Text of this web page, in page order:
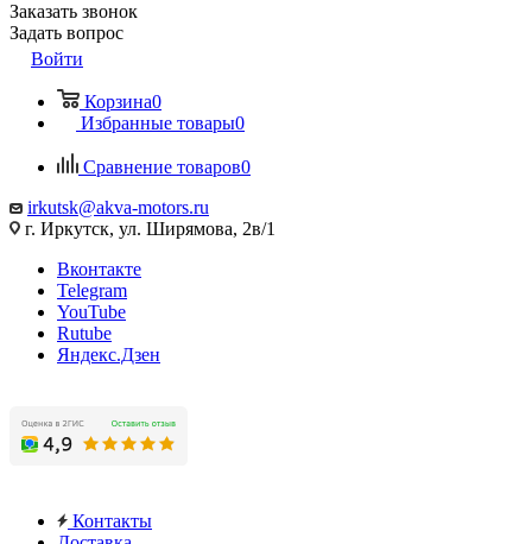
Заказать звонок
Задать вопрос
Войти
Корзина0
Избранные товары0
Сравнение товаров0
irkutsk@akva-motors.ru
г. Иркутск, ул. Ширямова, 2в/1
Вконтакте
Telegram
YouTube
Rutube
Яндекс.Дзен
Контакты